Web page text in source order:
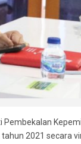
Pembekalan
2021 secara